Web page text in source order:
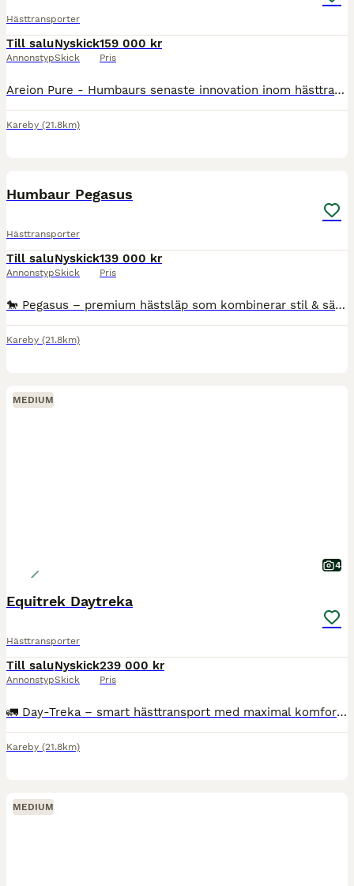
Hästtransporter
Till salu
Annonstyp
Nyskick
Skick
159 000 kr
Pris
Areion Pure - Humbaurs senaste innovation inom hästtransporter Humbaur Areion Pure är en futuristisk hästtransport med nya innovationer på marknaden. Med ledbelysning som är placerad längst med långs
Kareby (21.8km)
Humbaur Pegasus
Hästtransporter
Till salu
Annonstyp
Nyskick
Skick
139 000 kr
Pris
🐎 Pegasus – premium hästsläp som kombinerar stil & säkerhet ✔ Generös takhöjd (237 cm) – perfekt även för stora hästar ✔ Elegant design som sticker ut på stallet ✔ Stabil aluminiumkonstruktion – sta
Kareby (21.8km)
MEDIUM
4
Equitrek Daytreka
Hästtransporter
Till salu
Annonstyp
Nyskick
Skick
239 000 kr
Pris
🚛 Day-Treka – smart hästtransport med maximal komfort! Letar du efter en smidig, säker och välplanerad dagstrailer? Då är Day-Treka rätt val. ✅ Bakåtvänd transport – tryggare resa för hästen ✅ Ryml
Kareby (21.8km)
MEDIUM